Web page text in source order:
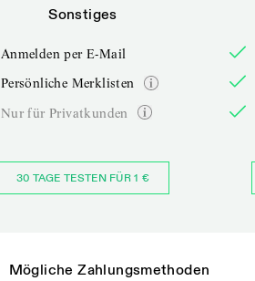
Sonstiges
Anmelden per E-Mail
Persönliche Merklisten
Nur für Privatkunden
30 TAGE TESTEN FÜR 1 €
Mögliche Zahlungsmethoden